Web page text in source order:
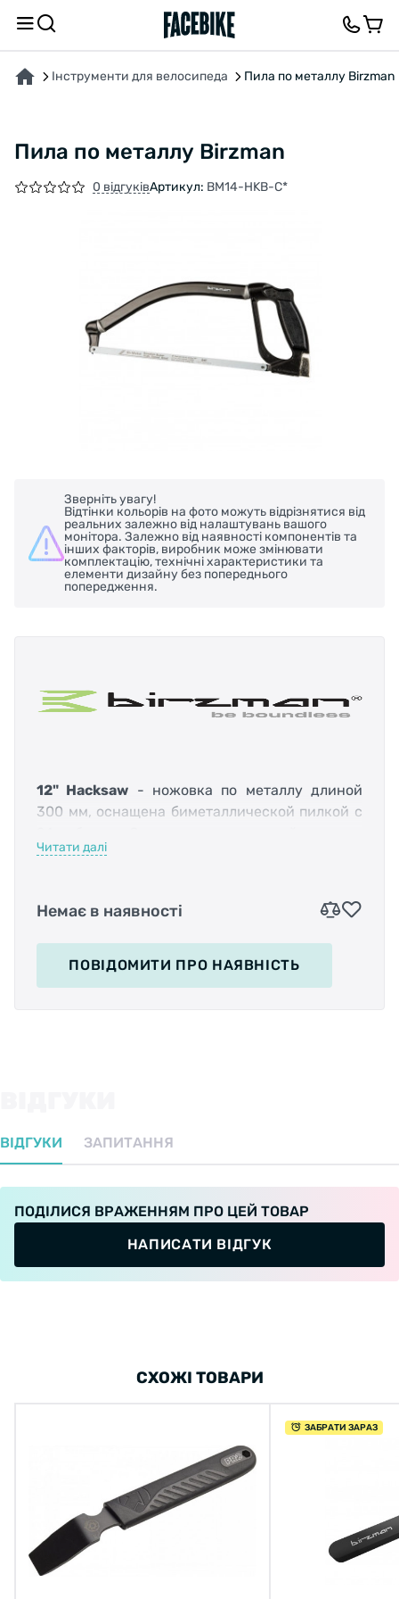
Інструменти для велосипеда Пила по металлу Birzman
Пила по металлу Birzman
0 відгуківАртикул: BM14-HKB-C*
Зверніть увагу!
Відтінки кольорів на фото можуть відрізнятися від
реальних залежно від налаштувань вашого
монітора. Залежно від наявності компонентів та
інших факторів, виробник може змінювати
комплектацію, технічні характеристики та
елементи дизайну без попереднього
попередження.
12" Hacksaw - ножовка по металлу длиной
300 мм, оснащена биметаллической пилкой с
имеет регулировку натяжения полотна.
В продаже доступны сменные пилки 12"
(BM18-HKB-SB) и карбоновые пилы (BM14-
Читати далі
Немає в наявності
ПОВІДОМИТИ ПРО НАЯВНІСТЬ
ВІДГУКИ ЗАПИТАННЯ
ПОДІЛИСЯ ВРАЖЕННЯМ ПРО ЦЕЙ ТОВАР
НАПИСАТИ ВІДГУК
ПРО ТОВАР ВІДГУКИ ТА ЗАПИТАННЯ
СХОЖІ ТОВАРИ
ЗАБРАТИ ЗАРАЗ